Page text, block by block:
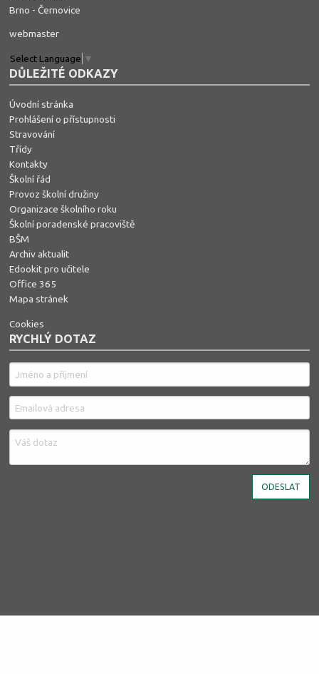
Brno - Černovice
webmaster
Select Language ▼
DŮLEŽITÉ ODKAZY
Úvodní stránka
Prohlášení o přístupnosti
Stravování
Třídy
Kontakty
Školní řád
Provoz školní družiny
Organizace školního roku
Školní poradenské pracoviště
BŠM
Archiv aktualit
Edookit pro učitele
Office 365
Mapa stránek
Cookies
RYCHLÝ DOTAZ